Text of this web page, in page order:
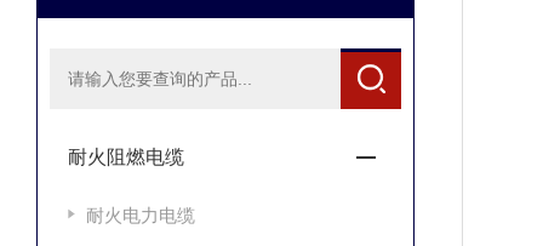
耐火阻燃电缆
耐火电力电缆